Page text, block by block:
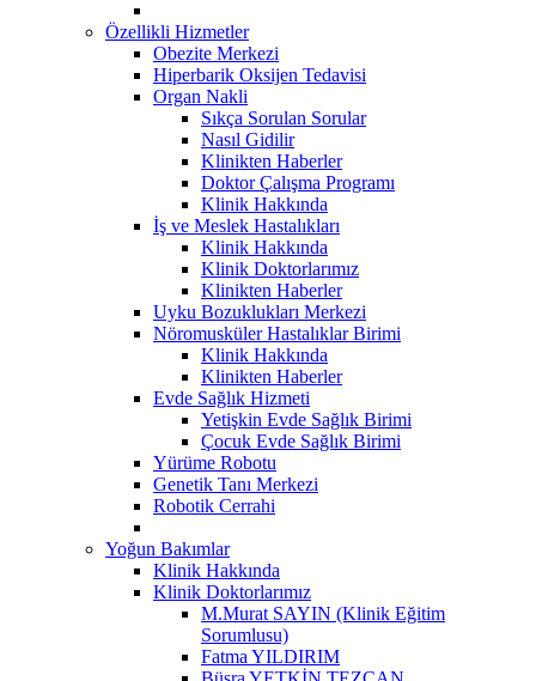
Özellikli Hizmetler
Obezite Merkezi
Hiperbarik Oksijen Tedavisi
Organ Nakli
Sıkça Sorulan Sorular
Nasıl Gidilir
Klinikten Haberler
Doktor Çalışma Programı
Klinik Hakkında
İş ve Meslek Hastalıkları
Klinik Hakkında
Klinik Doktorlarımız
Klinikten Haberler
Uyku Bozuklukları Merkezi
Nöromusküler Hastalıklar Birimi
Klinik Hakkında
Klinikten Haberler
Evde Sağlık Hizmeti
Yetişkin Evde Sağlık Birimi
Çocuk Evde Sağlık Birimi
Yürüme Robotu
Genetik Tanı Merkezi
Robotik Cerrahi
Yoğun Bakımlar
Klinik Hakkında
Klinik Doktorlarımız
M.Murat SAYIN (Klinik Eğitim
Sorumlusu)
Fatma YILDIRIM